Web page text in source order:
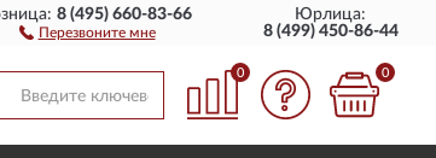
ДОСТАВИМ ПО ВСЕЙ РОССИИ
8 (495) 660-83-66
Перезвоните мне
Юрлица:
8 (499) 450-86-44
0 0